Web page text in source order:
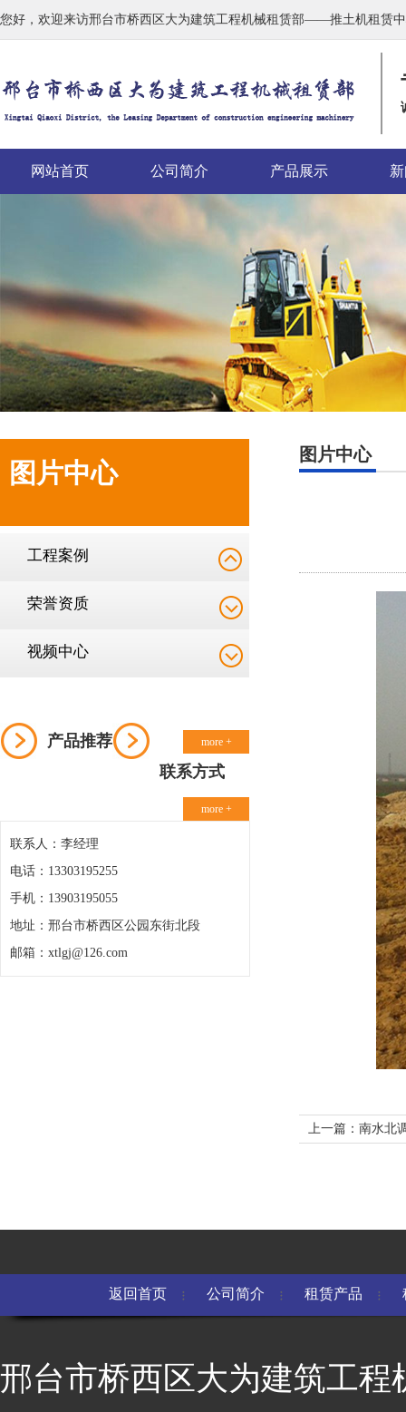
您好，欢迎来访邢台市桥西区大为建筑工程机械租赁部——推土机租赁
网站首页 公司简介 产品展示
图片中心
工程案例
荣誉资质
视频中心
产品推荐 more +
联系方式
more +
联系人：李经理
电话：13303195255
手机：13903195055
地址：邢台市桥西区公园东街北段
邮箱：xtlgj@126.com
图片中心
上一篇：南水北
返回首页 公司简介 租赁产品
邢台市桥西区大为建筑工程